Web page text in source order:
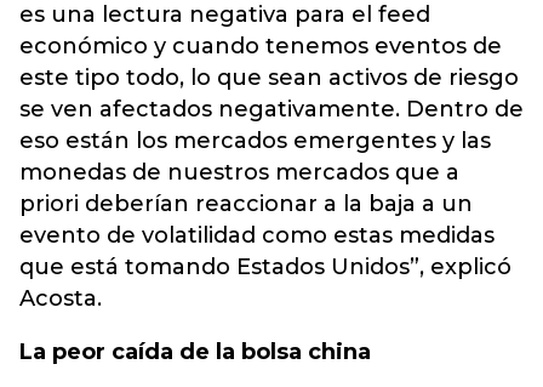
es una lectura negativa para el feed
económico y cuando tenemos eventos de
este tipo todo, lo que sean activos de riesgo
se ven afectados negativamente. Dentro de
eso están los mercados emergentes y las
monedas de nuestros mercados que a
priori deberían reaccionar a la baja a un
evento de volatilidad como estas medidas
que está tomando Estados Unidos”, explicó
Acosta.
La peor caída de la bolsa china